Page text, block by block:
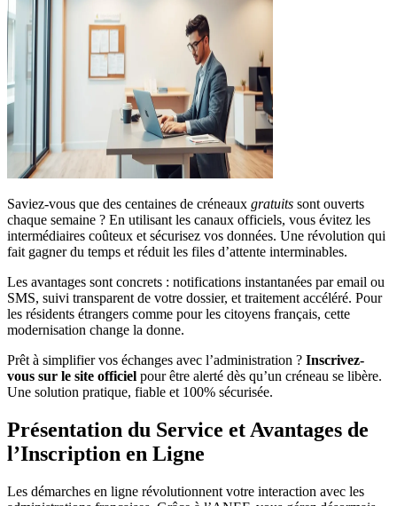
Saviez-vous que des centaines de créneaux gratuits sont ouverts
chaque semaine ? En utilisant les canaux officiels, vous évitez les
intermédiaires coûteux et sécurisez vos données. Une révolution qui
fait gagner du temps et réduit les files d’attente interminables.
Les avantages sont concrets : notifications instantanées par email ou
SMS, suivi transparent de votre dossier, et traitement accéléré. Pour
les résidents étrangers comme pour les citoyens français, cette
modernisation change la donne.
Prêt à simplifier vos échanges avec l’administration ? Inscrivez-
vous sur le site officiel pour être alerté dès qu’un créneau se libère.
Une solution pratique, fiable et 100% sécurisée.
Présentation du Service et Avantages de
l’Inscription en Ligne
Les démarches en ligne révolutionnent votre interaction avec les